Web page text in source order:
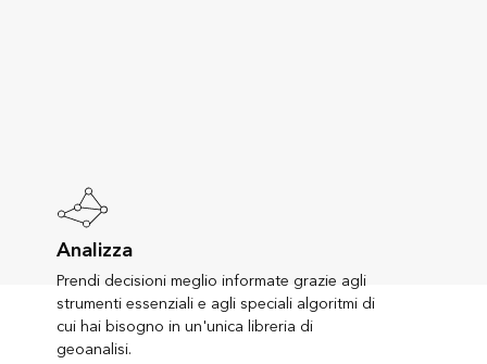
Analizza
Prendi decisioni meglio informate grazie agli
strumenti essenziali e agli speciali algoritmi di
cui hai bisogno in un'unica libreria di
geoanalisi.